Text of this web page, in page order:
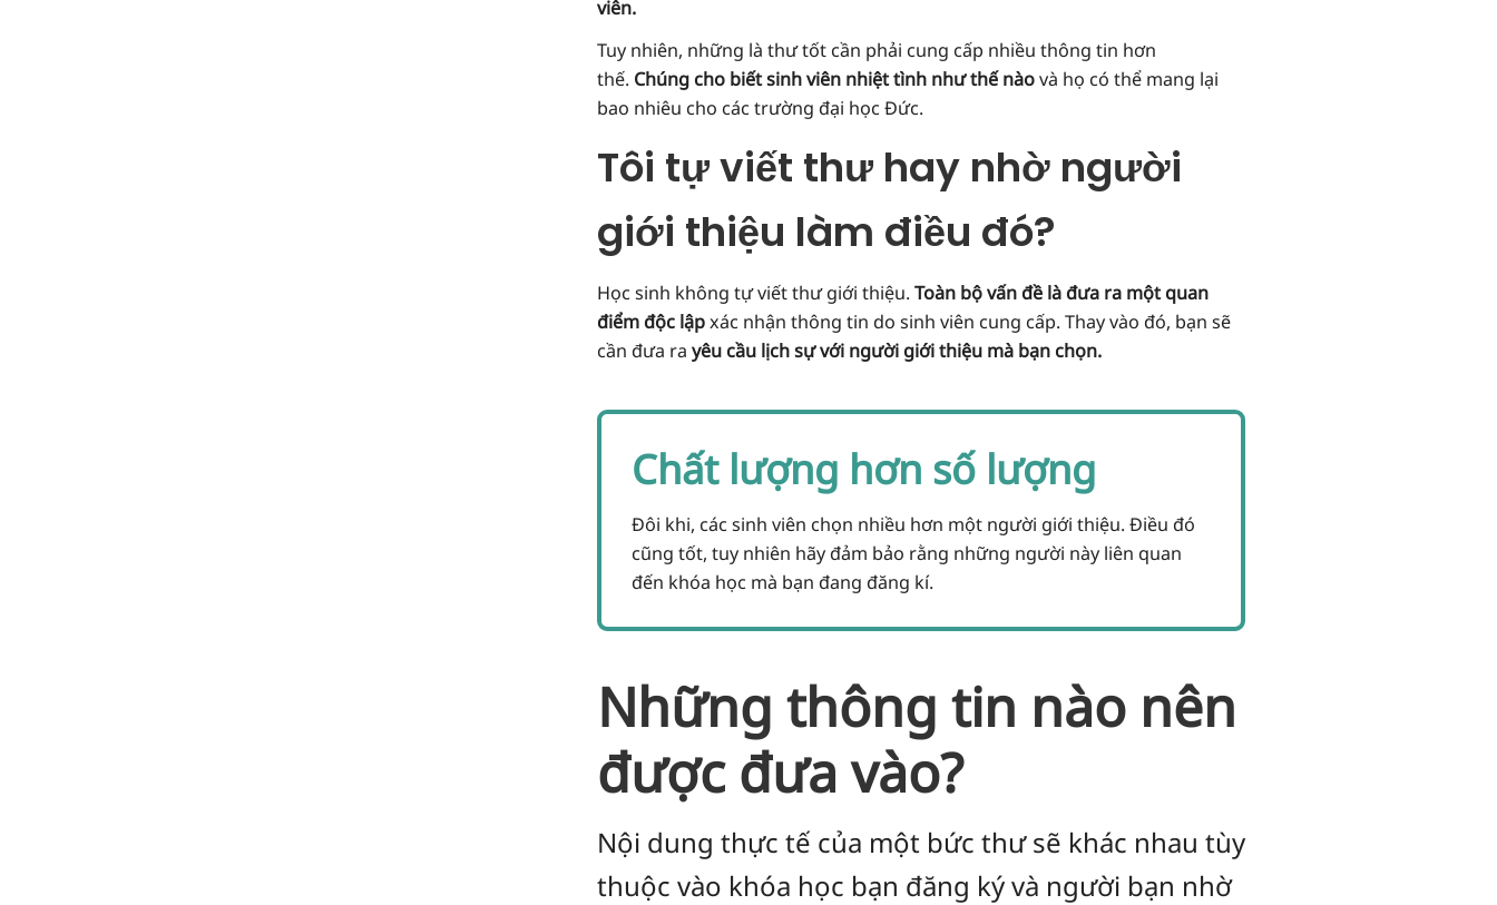
viên.
Tuy nhiên, những là thư tốt cần phải cung cấp nhiều thông tin hơn
thế. Chúng cho biết sinh viên nhiệt tình như thế nàovà họ có thể mang lại
bao nhiêu cho các trường đại học Đức.
Tôi tự viết thư hay nhờ người
giới thiệu làm điều đó?
Học sinh không tự viết thư giới thiệu. Toàn bộ vấn đề là đưa ra một quan
điểm độc lậpxác nhận thông tin do sinh viên cung cấp. Thay vào đó, bạn sẽ
cần đưa ra yêu cầu lịch sự với người giới thiệu mà bạn chọn.
Chất lượng hơn số lượng
Đôi khi, các sinh viên chọn nhiều hơn một người giới thiệu. Điều đó
cũng tốt, tuy nhiên hãy đảm bảo rằng những người này liên quan
đến khóa học mà bạn đang đăng kí.
Những thông tin nào nên
được đưa vào?
Nội dung thực tế của một bức thư sẽ khác nhau tùy
thuộc vào khóa học bạn đăng ký và người bạn nhờ